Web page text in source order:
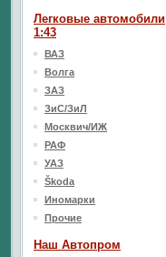
Легковые автомобили
1:43
ВАЗ
Волга
ЗАЗ
ЗиС/ЗиЛ
Москвич/ИЖ
РАФ
УАЗ
Škoda
Иномарки
Прочие
Наш Aвтопром